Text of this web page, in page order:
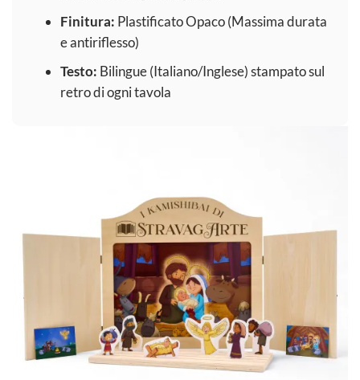
Finitura: Plastificato Opaco (Massima durata
e antiriflesso)
Testo: Bilingue (Italiano/Inglese) stampato sul
retro di ogni tavola